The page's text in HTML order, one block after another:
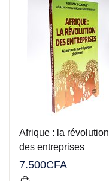
Afrique : la révolution
des entreprises
7.500CFA